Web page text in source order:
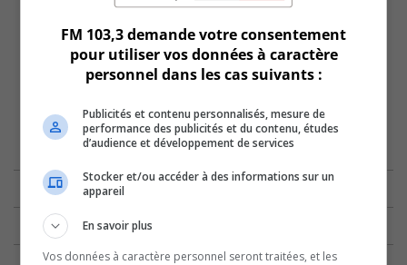
FM 103,3 demande votre consentement
pour utiliser vos données à caractère
personnel dans les cas suivants :
Publicités et contenu personnalisés, mesure de
performance des publicités et du contenu, études
d’audience et développement de services
Stocker et/ou accéder à des informations sur un
appareil
En savoir plus
Vos données à caractère personnel seront traitées, et les